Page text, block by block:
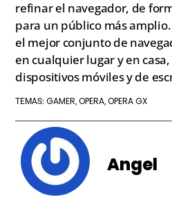
refinar el navegador, de
para un público más amplio.
el mejor conjunto de
en cualquier lugar y en
dispositivos móviles y de
TEMAS:GAMER,OPERA,OPERA GX
Angel